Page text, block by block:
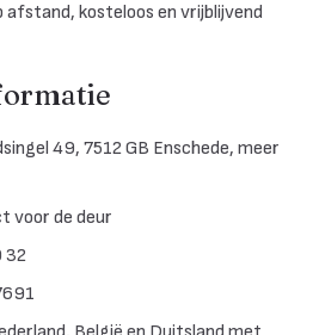
afstand, kosteloos en vrijblijvend
49, 7512 GB Enschede, meer
voor de deur
32